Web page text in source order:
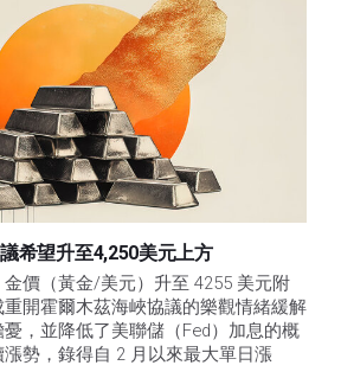
希望升至4,250美元上方
價（黃金/美元）升至 4255 美元附
開霍爾木茲海峽協議的樂觀情緒緩解
，並降低了美聯儲（Fed）加息的概
勢，錄得自 2 月以來最大單日漲